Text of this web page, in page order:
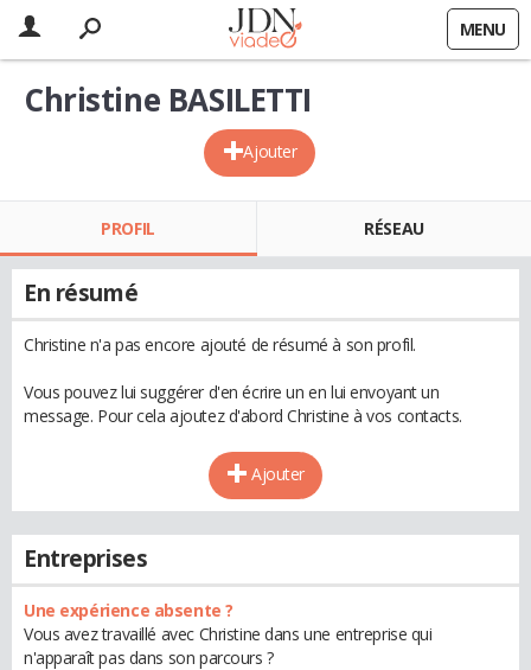
MENU
Ajouter
Christine BASILETTI
PROFIL RÉSEAU
En résumé
Christine n'a pas encore ajouté de résumé à son profil.
Vous pouvez lui suggérer d'en écrire un en lui envoyant un
message. Pour cela ajoutez d'abord Christine à vos contacts.
Ajouter
Entreprises
Une expérience absente ?
Vous avez travaillé avec Christine dans une entreprise qui
n'apparaît pas dans son parcours ?